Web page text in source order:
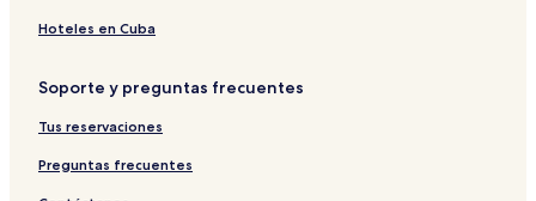
Hoteles con gimnasio en Secteur Touristique
Hoteles en Les Amicales
Hoteles en Cuba
Soporte y preguntas frecuentes
Tus reservaciones
Preguntas frecuentes